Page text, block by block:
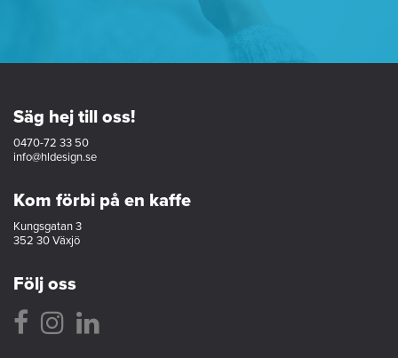
Säg hej till oss!
0470-72 33 50
info@hldesign.se
Kom förbi på en kaffe
Kungsgatan 3
352 30 Växjö
Följ oss